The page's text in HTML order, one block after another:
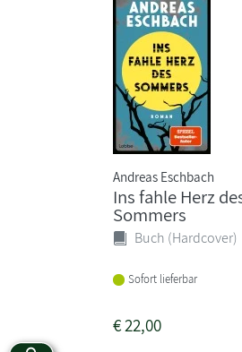
Andreas Eschbach
Ins fahle Herz
Sommers
Buch (Hardcover)
Sofort lieferbar
€22,00